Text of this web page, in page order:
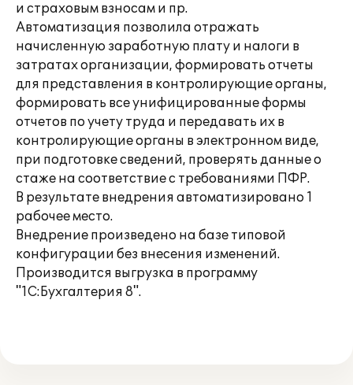
и страховым взносам и пр.
Автоматизация позволила отражать
начисленную заработную плату и налоги в
затратах организации, формировать отчеты
для представления в контролирующие органы,
формировать все унифицированные формы
отчетов по учету труда и передавать их в
контролирующие органы в электронном виде,
при подготовке сведений, проверять данные о
стаже на соответствие с требованиями ПФР.
В результате внедрения автоматизировано 1
рабочее место.
Внедрение произведено на базе типовой
конфигурации без внесения изменений.
Производится выгрузка в программу
"1С:Бухгалтерия 8".